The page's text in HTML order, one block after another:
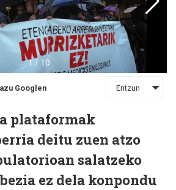
Googlen Entzun
plataformak
deitu zuen atzo
salatzeko
ez dela konpondu